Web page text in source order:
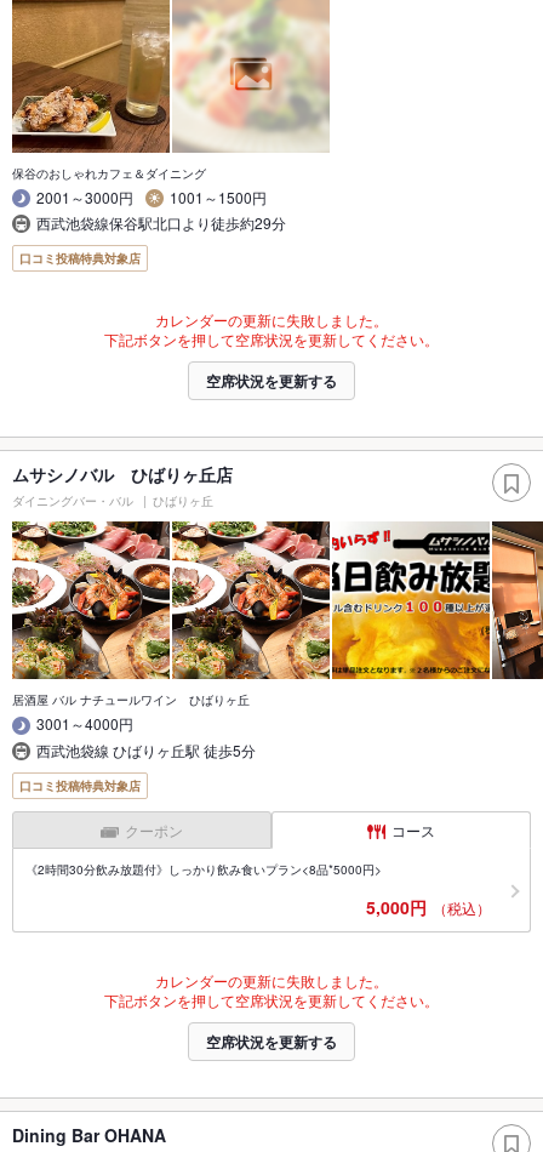
保谷のおしゃれカフェ＆ダイニング
2001～3000円
1001～1500円
西武池袋線保谷駅北口より徒歩約29分
口コミ投稿特典対象店
カレンダーの更新に失敗しました。
下記ボタンを押して空席状況を更新してください。
空席状況を更新する
ムサシノバル ひばりヶ丘店
ダイニングバー・バル ひばりヶ丘
居酒屋 バル ナチュールワイン ひばりヶ丘
3001～4000円
西武池袋線 ひばりヶ丘駅 徒歩5分
口コミ投稿特典対象店
クーポン コース
《2時間30分飲み放題付》しっかり飲み食いプラン<8品*5000円>
5,000円 （税込）
カレンダーの更新に失敗しました。
下記ボタンを押して空席状況を更新してください。
空席状況を更新する
Dining Bar OHANA